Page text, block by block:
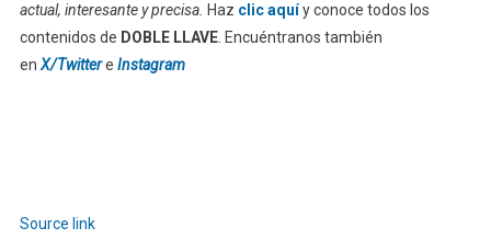
actual, interesante y precisa. Haz clic aquíy conoce todos los
contenidos de DOBLE LLAVE. Encuéntranos también
enX/Twittere Instagram
Source link